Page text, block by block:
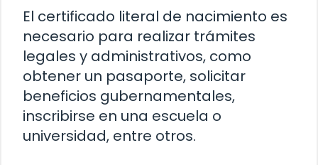
El certificado literal de nacimiento es
necesario para realizar trámites
legales y administrativos, como
obtener un pasaporte, solicitar
beneficios gubernamentales,
inscribirse en una escuela o
universidad, entre otros.